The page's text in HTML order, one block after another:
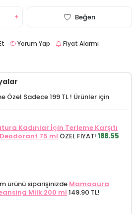
Beğen
Yorum Yap Fiyat Alarmı
Özel Sadece 199 TL ! Ürünler için
Kadınlar İçin Terleme Karşıtı
75 ml ÖZEL FİYAT! 188.55
ürünü siparişinizde Mamaaura
Milk 200 ml 149.90 TL!